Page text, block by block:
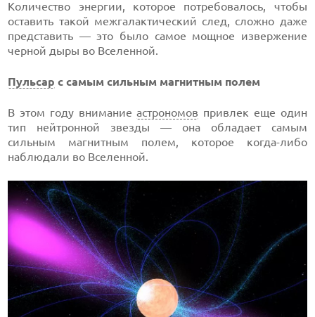
Количество энергии, которое потребовалось, чтобы
оставить такой межгалактический след, сложно даже
представить — это было самое мощное извержение
черной дыры во Вселенной.
Пульсар с самым сильным магнитным полем
В этом году вниманиеастрономов привлек еще один
тип нейтронной звезды — она обладает самым
сильным магнитным полем, которое когда-либо
наблюдали во Вселенной.